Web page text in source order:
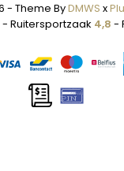
- Theme ByDMWS x
- Ruitersportzaak 4,8 -